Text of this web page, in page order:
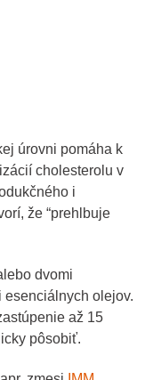
úrovni pomáha k
cholesterolu v
i
že “prehlbuje
dvomi
olejov.
až 15
pôsobiť.